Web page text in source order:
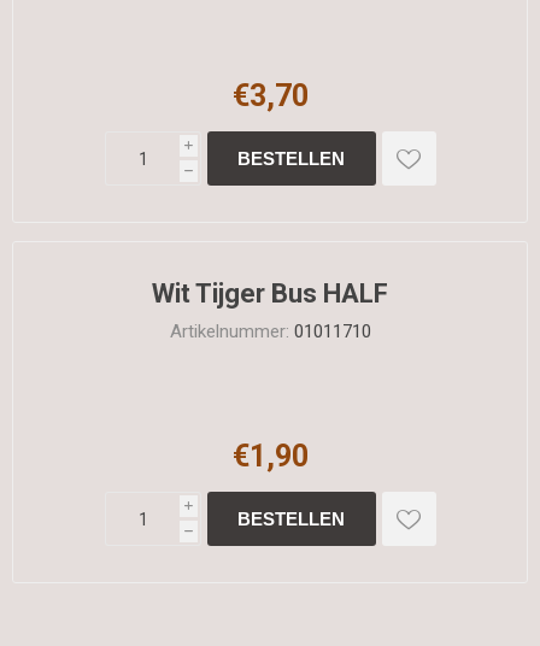
€3,70
i
h
Wit Tijger Bus HALF
Artikelnummer: 01011710
€1,90
i
h